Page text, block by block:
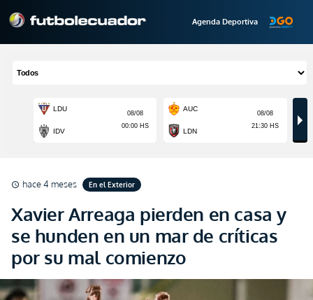
Agenda Deportiva
schedule hace 4 meses En el Exterior
Xavier Arreaga pierden en casa y
se hunden en un mar de críticas
por su mal comienzo